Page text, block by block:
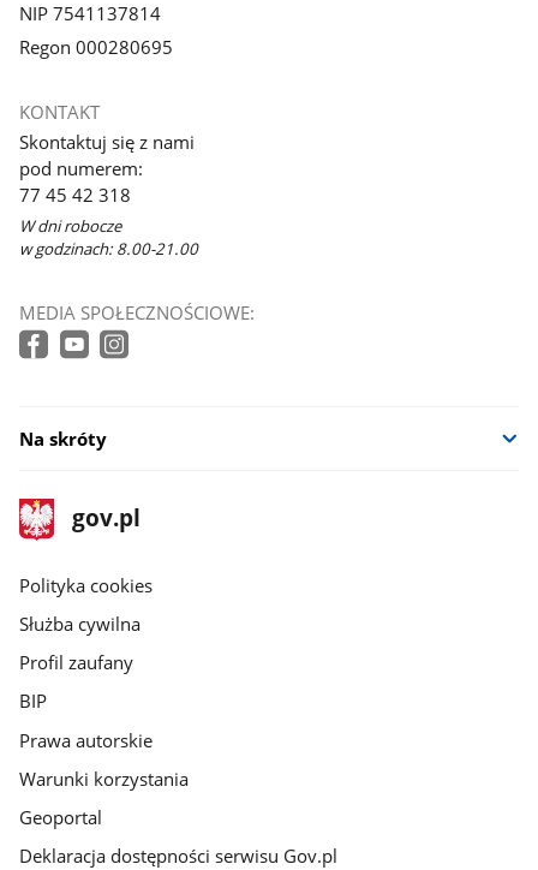
NIP 7541137814
Regon 000280695
KONTAKT
Skontaktuj się z nami
pod numerem:
77 45 42 318
W dni robocze
w godzinach: 8.00-21.00
MEDIA SPOŁECZNOŚCIOWE:
Na skróty
stopka
gov.pl
Strona
gov.pl
gov.pl
Polityka cookies
Służba cywilna
Profil zaufany
BIP
Prawa autorskie
Warunki korzystania
Geoportal
Deklaracja dostępności serwisu Gov.pl